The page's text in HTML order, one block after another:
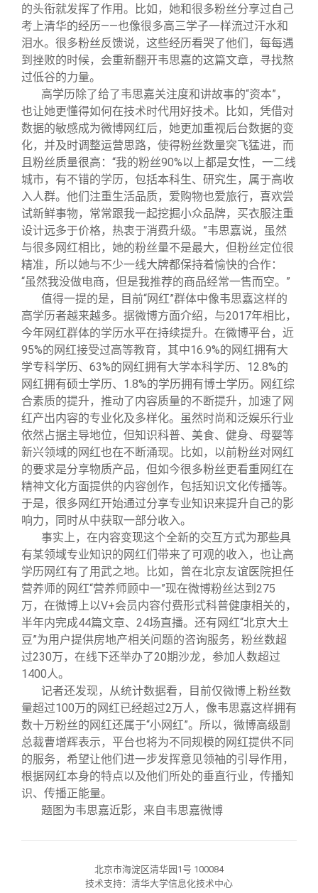
的头衔就发挥了作用。比如，她和很多粉丝分享过自己
考上清华的经历——也像很多高三学子一样流过汗水和
泪水。很多粉丝反馈说，这些经历看哭了他们，每每遇
到挫败的时候，会重新翻开韦思嘉的这篇文章，寻找熬
过低谷的力量。
高学历除了给了韦思嘉关注度和讲故事的“资本”，
也让她更懂得如何在技术时代用好技术。比如，凭借对
数据的敏感成为微博网红后，她更加重视后台数据的变
化，并及时调整运营思路，使得粉丝数量突飞猛进，而
且粉丝质量很高：“我的粉丝90%以上都是女性，一二线
城市，有不错的学历，包括本科生、研究生，属于高收
入人群。他们注重生活品质，爱购物也爱旅行，喜欢尝
试新鲜事物，常常跟我一起挖掘小众品牌，买衣服注重
设计远多于价格，热衷于消费升级。”韦思嘉说，虽然
与很多网红相比，她的粉丝量不是最大，但粉丝定位很
精准，所以她与不少一线大牌都保持着愉快的合作：
“虽然我没做电商，但是我推荐的商品经常一售而空。”
值得一提的是，目前“网红”群体中像韦思嘉这样的
高学历者越来越多。据微博方面介绍，与2017年相比，
今年网红群体的学历水平在持续提升。在微博平台，近
95%的网红接受过高等教育，其中16.9%的网红拥有大
学专科学历、63%的网红拥有大学本科学历、12.8%的
网红拥有硕士学历、1.8%的学历拥有博士学历。网红综
合素质的提升，推动了内容质量的不断提升，加速了网
红产出内容的专业化及多样化。虽然时尚和泛娱乐行业
依然占据主导地位，但知识科普、美食、健身、母婴等
新兴领域的网红也在不断涌现。比如，以前粉丝对网红
的要求是分享物质产品，但如今很多粉丝更看重网红在
精神文化方面提供的内容创作，包括知识文化传播等。
于是，很多网红开始通过分享专业知识来提升自己的影
响力，同时从中获取一部分收入。
事实上，在内容变现这个全新的交互方式为那些具
有某领域专业知识的网红们带来了可观的收入，也让高
学历网红有了用武之地。比如，曾在北京友谊医院担任
营养师的网红“营养师顾中一”现在微博粉丝达到275
万，在微博上以V+会员内容付费形式科普健康相关的，
半年内完成44篇文章、24场直播。还有网红“北京大土
豆”为用户提供房地产相关问题的咨询服务，粉丝数超
过230万，在线下还举办了20期沙龙，参加人数超过
1400人。
记者还发现，从统计数据看，目前仅微博上粉丝数
量超过100万的网红已经超过2万人，像韦思嘉这样拥有
数十万粉丝的网红还属于“小网红”。所以，微博高级副
总裁曹增辉表示，平台也将为不同规模的网红提供不同
的服务，希望让他们进一步发挥意见领袖的引导作用，
根据网红本身的特点以及他们所处的垂直行业，传播知
识、传播正能量。
题图为韦思嘉近影，来自韦思嘉微博
北京市海淀区清华园1号 100084
技术支持：清华大学信息化技术中心